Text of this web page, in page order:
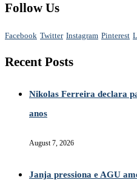
Follow Us
Facebook Twitter Instagram Pinterest
Recent Posts
Nikolas Ferreira declara
anos
August 7, 2026
Janja pressiona e AGU